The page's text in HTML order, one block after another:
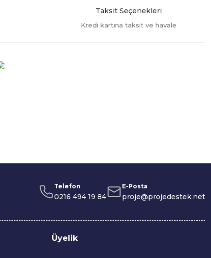
Taksit Seçenekleri
Kredi kartına taksit ve havale
Telefon
0216 494 19 84
E-Posta
proje@projedestek.net
Üyelik